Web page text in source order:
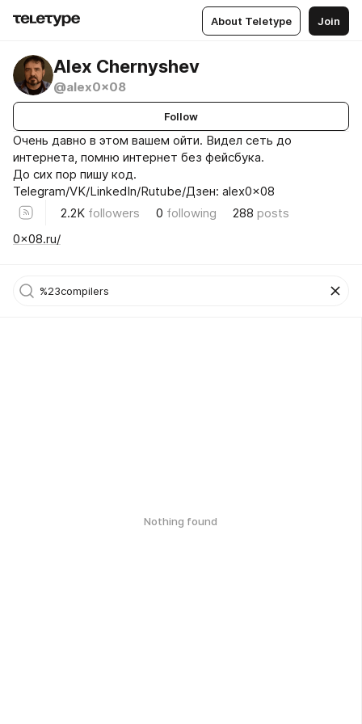
About Teletype Join
Alex Chernyshev
@alex0x08
Follow
Очень давно в этом вашем ойти. Видел сеть до
интернета, помню интернет без фейсбука.
До сих пор пишу код.
Telegram/VK/LinkedIn/Rutube/Дзен: alex0x08
2.2K followers 0 following 288 posts
0x08.ru/
Nothing found